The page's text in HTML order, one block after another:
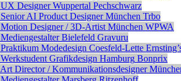
UX Designer Wuppertal Pechschwarz
Senior AI Product Designer München Trbo
Motion Designer / 3D-Artist München WPWA
Mediengestalter Bielefeld Gravuru
Praktikum Modedesign Coesfeld-Lette
Werkstudent Grafikdesign Hamburg Bonprix
Art Director / Kommunikationsdesigner